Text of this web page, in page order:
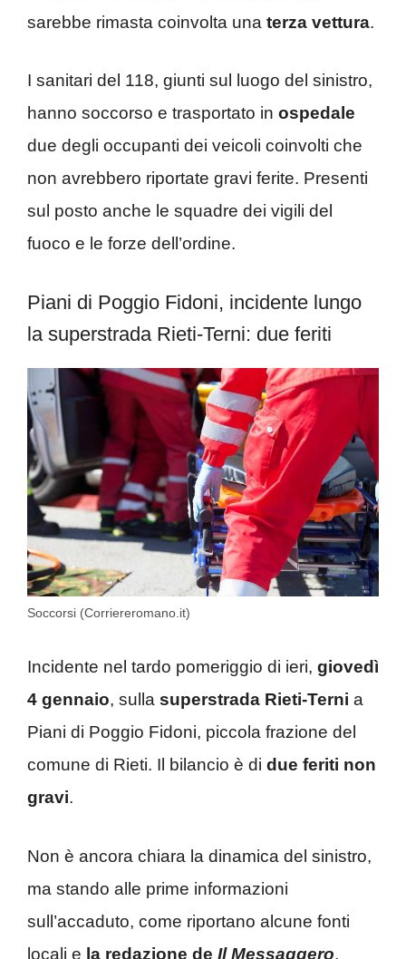
sarebbe rimasta coinvolta una terza vettura.
I sanitari del 118, giunti sul luogo del sinistro,
hanno soccorso e trasportato in ospedale
due degli occupanti dei veicoli coinvolti che
non avrebbero riportate gravi ferite. Presenti
sul posto anche le squadre dei vigili del
fuoco e le forze dell’ordine.
Piani di Poggio Fidoni, incidente lungo
la superstrada Rieti-Terni: due feriti
Soccorsi (Corriereromano.it)
Incidente nel tardo pomeriggio di ieri, giovedì
4 gennaio, sulla superstrada Rieti-Terni a
Piani di Poggio Fidoni, piccola frazione del
comune di Rieti. Il bilancio è di due feriti non
gravi.
Non è ancora chiara la dinamica del sinistro,
ma stando alle prime informazioni
sull’accaduto, come riportano alcune fonti
locali e la redazione de Il Messaggero,